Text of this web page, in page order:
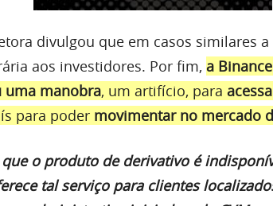
divulgou que em casos similares
aos investidores. Por fim, a
uma manobra, um artifício, para
para poder movimentar no mercado
o produto de derivativo é
tal serviço para clientes